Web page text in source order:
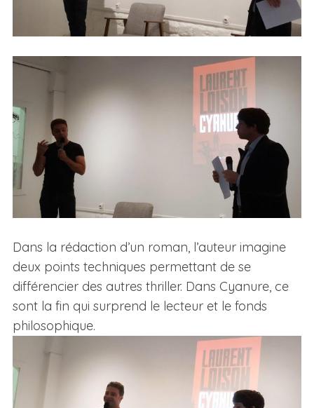
Dans la rédaction d’un roman, l’auteur imagine
deux points techniques permettant de se
différencier des autres thriller. Dans Cyanure, ce
sont la fin qui surprend le lecteur et le fonds
philosophique.